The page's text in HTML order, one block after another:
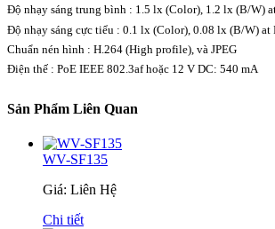
Độ nhạy sáng trung bình : 1.5 lx (Color), 1.2 lx (B/W)
Độ nhạy sáng cực tiểu : 0.1 lx (Color), 0.08 lx (B/W) at
Chuẩn nén hình : H.264 (High profile), và JPEG
Điện thế : PoE IEEE 802.3af hoặc 12 V DC: 540 mA
Sản Phẩm Liên Quan
WV-SF135
Giá: Liên Hệ
Chi tiết